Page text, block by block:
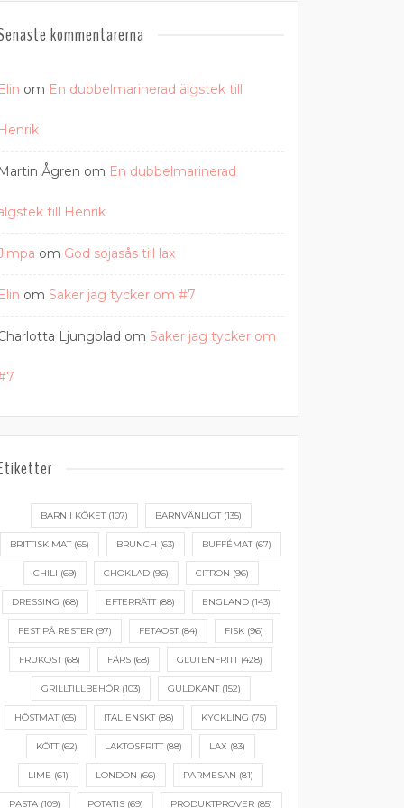
kommentarerna
om En dubbelmarinerad älgstek till
Ågren om En dubbelmarinerad
till Henrik
om God sojasås till lax
om Saker jag tycker om #7
Ljungblad om Saker jag tycker om
BARN I KÖKET(107) BARNVÄNLIGT(135)
BRITTISK MAT(65) BRUNCH (63) BUFFÉMAT(67)
CHILI (69) CHOKLAD(96) CITRON (96)
DRESSING (68) EFTERRÄTT(88) ENGLAND(143)
FEST PÅ RESTER (97) FETAOST(84) FISK (96)
FRUKOST(68) FÄRS (68) GLUTENFRITT(428)
GRILLTILLBEHÖR(103) GULDKANT(152)
HÖSTMAT(65) ITALIENSKT(88) KYCKLING (75)
KÖTT(62) LAKTOSFRITT(88) LAX (83)
LIME (61) LONDON (66) PARMESAN (81)
PASTA (109) POTATIS (69) PRODUKTPROVER (85)